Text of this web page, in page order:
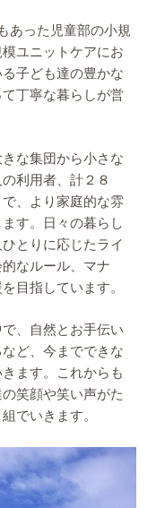
あった児童部の小規
ユニットケアにお
子ども達の豊かな
て丁寧な暮らしが営
な集団から小さな
利用者、計２８
、より家庭的な雰
す。日々の暮らし
とりに応じたライ
なルール、マナ
目指しています。
、自然とお手伝い
ど、今までできな
ます。これからも
笑顔や笑い声がた
でいきます。